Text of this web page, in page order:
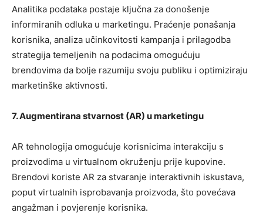
Analitika podataka postaje ključna za donošenje
informiranih odluka u marketingu. Praćenje ponašanja
korisnika, analiza učinkovitosti kampanja i prilagodba
strategija temeljenih na podacima omogućuju
brendovima da bolje razumiju svoju publiku i optimiziraju
marketinške aktivnosti.
7. Augmentirana stvarnost (AR) u marketingu
AR tehnologija omogućuje korisnicima interakciju s
proizvodima u virtualnom okruženju prije kupovine.
Brendovi koriste AR za stvaranje interaktivnih iskustava,
poput virtualnih isprobavanja proizvoda, što povećava
angažman i povjerenje korisnika.